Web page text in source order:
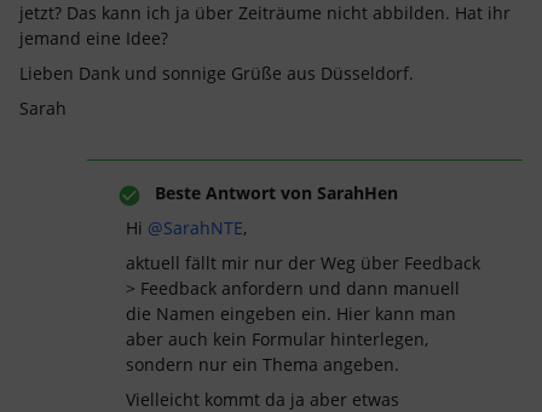
jetzt? Das kann ich ja über Zeiträume nicht abbilden. Hat ihr
jemand eine Idee?
Lieben Dank und sonnige Grüße aus Düsseldorf.
Sarah
Beste Antwort von SarahHen
Hi ​ @SarahNTE,
aktuell fällt mir nur der Weg über Feedback
> Feedback anfordern und dann manuell
die Namen eingeben ein. Hier kann man
aber auch kein Formular hinterlegen,
sondern nur ein Thema angeben.
Vielleicht kommt da ja aber etwas